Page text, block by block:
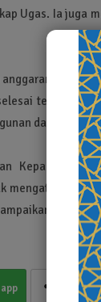
Ugas. Ia juga
2024,
tepat
dan
Kepala OPD
mengatasi
tepat